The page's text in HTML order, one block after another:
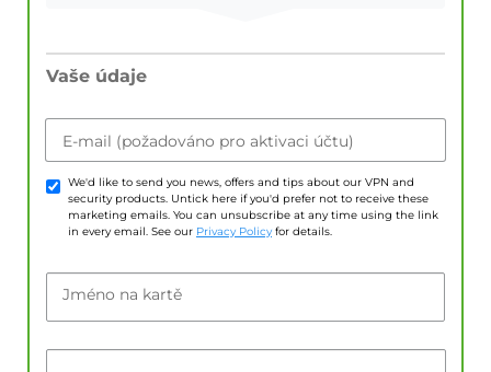
Vaše údaje
E-mail (požadováno pro aktivaci účtu)
We'd like to send you news, offers and tips about our VPN and
security products. Untick here if you'd prefer not to receive these
marketing emails. You can unsubscribe at any time using the link
in every email. See our Privacy Policy for details.
Jméno na kartě